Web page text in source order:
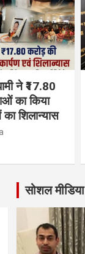
ने ₹17.80
का किया
शिलान्यास
सोशल मीडिया